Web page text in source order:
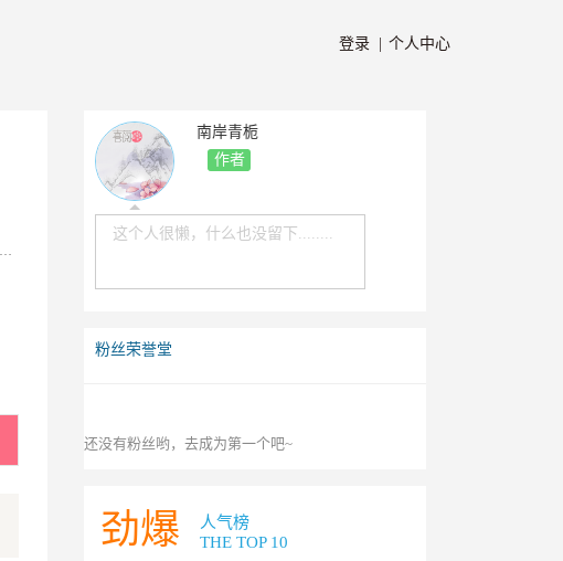
登录 | 个人中心
南岸青栀
作者
这个人很懒，什么也没留下........
粉丝荣誉堂
还没有粉丝哟，去成为第一个吧~
劲爆
人气榜
THE TOP 10